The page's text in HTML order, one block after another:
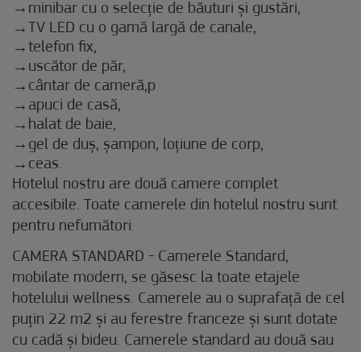
minibar cu o selecție de băuturi și gustări,
TV LED cu o gamă largă de canale,
telefon fix,
uscător de păr,
cântar de cameră,p
apuci de casă,
halat de baie,
gel de duș, șampon, loțiune de corp,
ceas.
Hotelul nostru are două camere complet
accesibile. Toate camerele din hotelul nostru sunt
pentru nefumători.
CAMERA STANDARD - Camerele Standard,
mobilate modern, se găsesc la toate etajele
hotelului wellness. Camerele au o suprafață de cel
puțin 22 m2 și au ferestre franceze și sunt dotate
cu cadă și bideu. Camerele standard au două sau